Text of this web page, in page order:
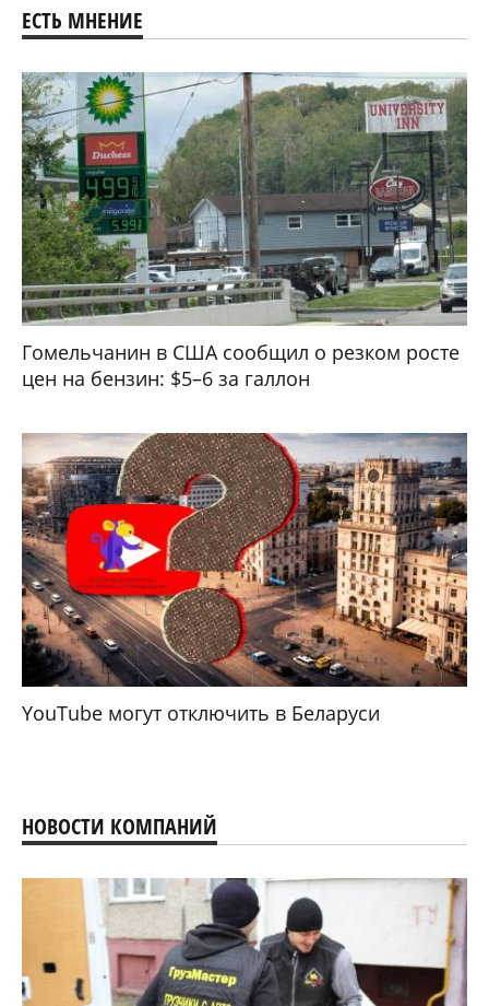
ЕСТЬ МНЕНИЕ
Гомельчанин в США сообщил о резком росте
цен на бензин: $5–6 за галлон
YouTube могут отключить в Беларуси
НОВОСТИ КОМПАНИЙ